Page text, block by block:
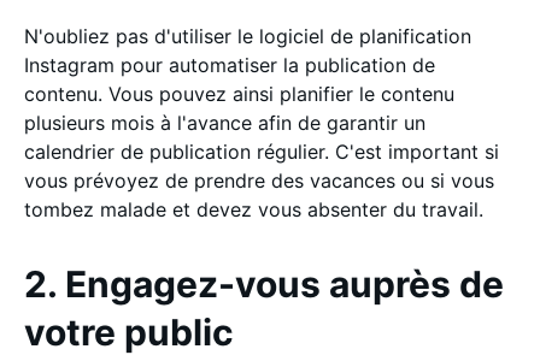
N'oubliez pas d'utiliser le logiciel de planification
Instagram pour automatiser la publication de
contenu. Vous pouvez ainsi planifier le contenu
plusieurs mois à l'avance afin de garantir un
calendrier de publication régulier. C'est important si
vous prévoyez de prendre des vacances ou si vous
tombez malade et devez vous absenter du travail.
2. Engagez-vous auprès de
votre public